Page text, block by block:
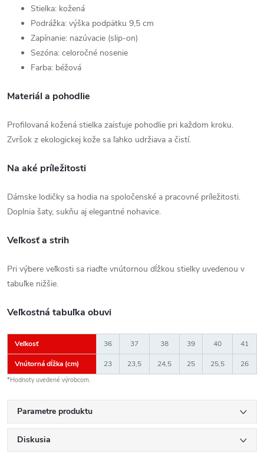
Stielka: kožená
Podrážka: výška podpätku 9,5 cm
Zapínanie: nazúvacie (slip-on)
Sezóna: celoročné nosenie
Farba: béžová
Materiál a pohodlie
Profilovaná kožená stielka zaisťuje pohodlie pri každom kroku.
Zvršok z ekologickej kože sa ľahko udržiava a čistí.
Na aké príležitosti
Dámske lodičky sa hodia na spoločenské a pracovné príležitosti.
Doplnia šaty, sukňu aj elegantné nohavice.
Veľkosť a strih
Pri výbere veľkosti sa riaďte vnútornou dĺžkou stielky uvedenou v
tabuľke nižšie.
Veľkostná tabuľka obuvi
Veľkosť 36 37 38 39 40 41
Vnútorná dĺžka (cm) 23 23,5 24,5 25 25,5 26
*Hodnoty uvedené výrobcom.
Parametre produktu
Diskusia